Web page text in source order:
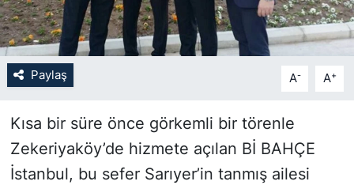
Paylaş A- A+
Kısa bir süre önce görkemli bir törenle
Zekeriyaköy’de hizmete açılan Bİ BAHÇE
İstanbul, bu sefer Sarıyer’in tanmış ailesi
RÖPORTAJ
SAĞLIK
SARIYER HABERLERİ
SARIYER İMAR BARIŞI
SEKTÖR